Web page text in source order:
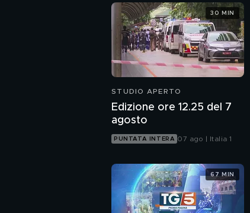
STUDIO APERTO
Edizione ore 12.25 del 7
agosto
PUNTATA INTERA 07 ago | Italia 1
30 MIN
67 MIN